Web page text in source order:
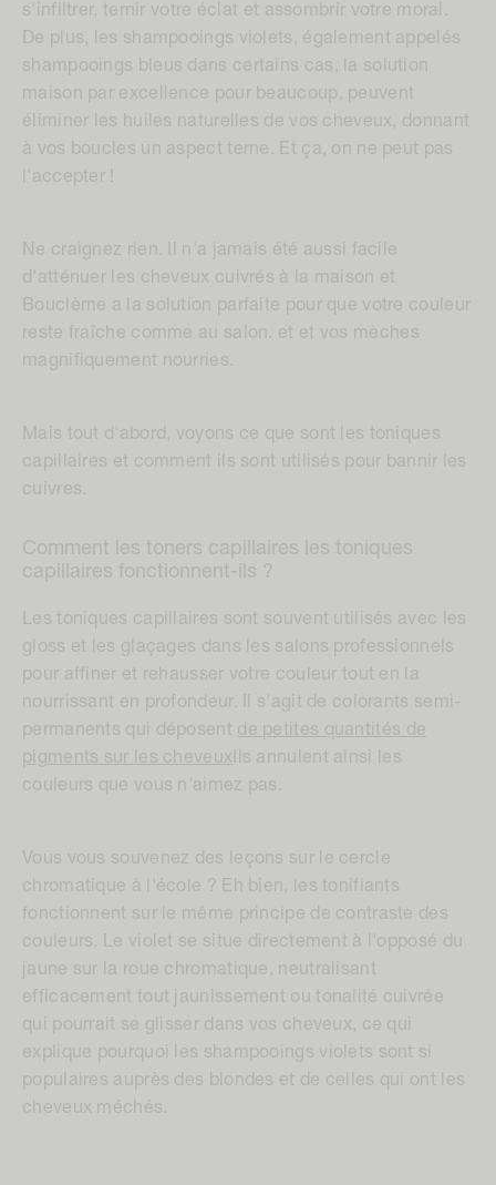
s'infiltrer, ternir votre éclat et assombrir votre moral.
De plus, les shampooings violets, également appelés
shampooings bleus dans certains cas, la solution
maison par excellence pour beaucoup, peuvent
éliminer les huiles naturelles de vos cheveux, donnant
à vos boucles un aspect terne. Et ça, on ne peut pas
l'accepter !
Ne craignez rien. Il n'a jamais été aussi facile
d'atténuer les cheveux cuivrés à la maison et
Bouclème a la solution parfaite pour que votre couleur
reste fraîche comme au salon. et et vos mèches
magnifiquement nourries.
Mais tout d'abord, voyons ce que sont les toniques
capillaires et comment ils sont utilisés pour bannir les
cuivres.
Comment les toners capillaires les toniques
capillaires fonctionnent-ils ?
Les toniques capillaires sont souvent utilisés avec les
gloss et les glaçages dans les salons professionnels
pour affiner et rehausser votre couleur tout en la
nourrissant en profondeur. Il s'agit de colorants semi-
permanents qui déposent de petites quantités de
pigments sur les cheveux Ils annulent ainsi les
couleurs que vous n'aimez pas.
Vous vous souvenez des leçons sur le cercle
chromatique à l'école ? Eh bien, les tonifiants
fonctionnent sur le même principe de contraste des
couleurs. Le violet se situe directement à l'opposé du
jaune sur la roue chromatique, neutralisant
efficacement tout jaunissement ou tonalité cuivrée
qui pourrait se glisser dans vos cheveux, ce qui
explique pourquoi les shampooings violets sont si
populaires auprès des blondes et de celles qui ont les
cheveux méchés.